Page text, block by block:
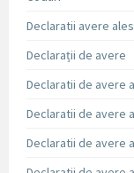
Declaratii avere
Declarații de avere
Declaratii de avere
Declaratii de avere
Declaratii de avere